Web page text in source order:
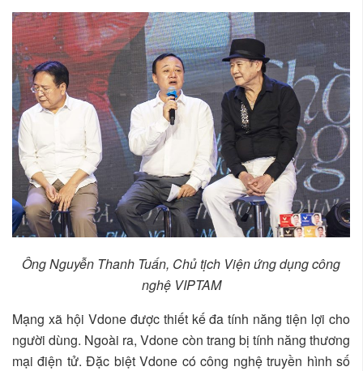
Ông Nguyễn Thanh Tuấn, Chủ tịch Viện ứng dụng công
nghệ VIPTAM
Mạng xã hội Vdone được thiết kế đa tính năng tiện lợi cho
người dùng. Ngoài ra, Vdone còn trang bị tính năng thương
mại điện tử. Đặc biệt Vdone có công nghệ truyền hình số